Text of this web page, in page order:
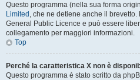
Questo programma (nella sua forma
Limited , che ne detiene anche il
General Public Licence e può essere
collegamento per maggiori informazioni.
Top
Perché la caratteristica X non è
Questo programma è stato scritto da